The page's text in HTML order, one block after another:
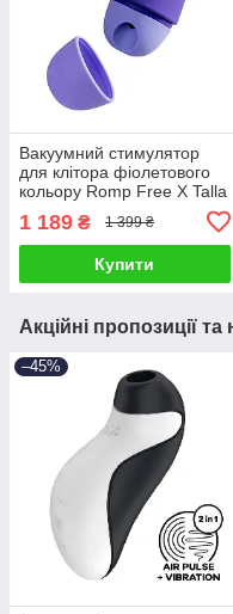
Вакуумний стимулятор
для клітора фіолетового
кольору Romp Free X Talla
1 189 ₴ 1 399 ₴
Купити
Акційні пропозиції
–45%